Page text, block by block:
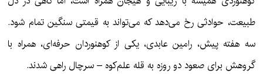
طبیعت، حوادثی رخ می‌دهد که می‌تواند به قیمتی سنگین تمام شود.
سه هفته پیش، رامین عابدی، یکی از کوهنوردان حرفه‌ای، همراه با
گروهش برای صعود دو روزه به قله علم‌کوه – سرچال راهی شدند.